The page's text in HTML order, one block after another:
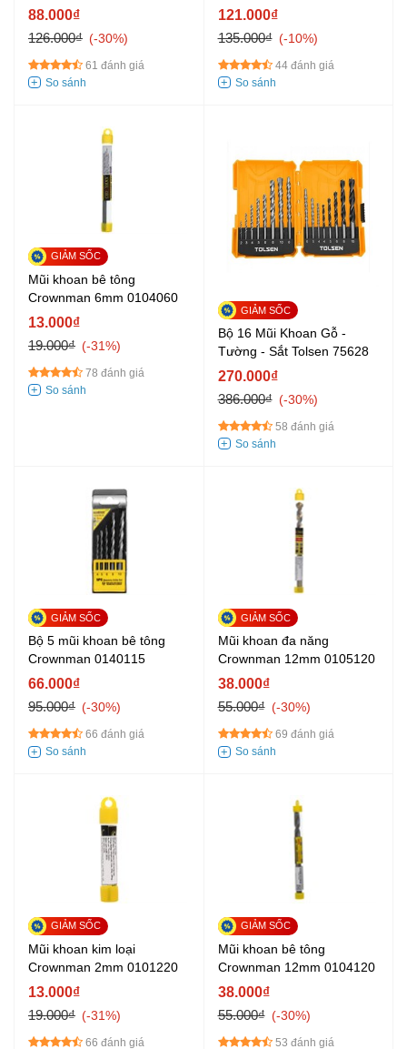
88.000₫
126.000₫
-30%
61 đánh giá
121.000₫
135.000₫
-10%
44 đánh giá
Mũi khoan bê tông
Crownman 6mm 0104060
13.000₫
19.000₫
-31%
78 đánh giá
Bộ 16 Mũi Khoan Gỗ -
Tường - Sắt Tolsen 75628
270.000₫
386.000₫
-30%
58 đánh giá
Bộ 5 mũi khoan bê tông
Crownman 0140115
66.000₫
95.000₫
-30%
66 đánh giá
Mũi khoan đa năng
Crownman 12mm 0105120
38.000₫
55.000₫
-30%
69 đánh giá
Mũi khoan kim loại
Crownman 2mm 0101220
13.000₫
19.000₫
-31%
66 đánh giá
Mũi khoan bê tông
Crownman 12mm 0104120
38.000₫
55.000₫
-30%
53 đánh giá